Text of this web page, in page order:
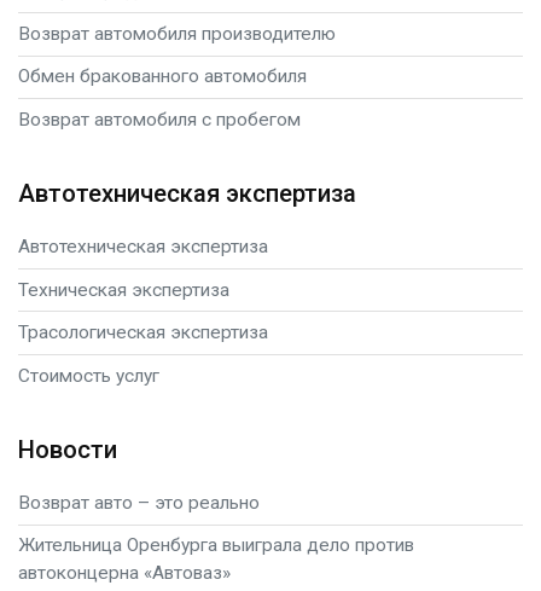
Возврат автомобиля производителю
Обмен бракованного автомобиля
Возврат автомобиля с пробегом
Автотехническая экспертиза
Автотехническая экспертиза
Техническая экспертиза
Трасологическая экспертиза
Стоимость услуг
Новости
Возврат авто – это реально
Жительница Оренбурга выиграла дело против
автоконцерна «Автоваз»